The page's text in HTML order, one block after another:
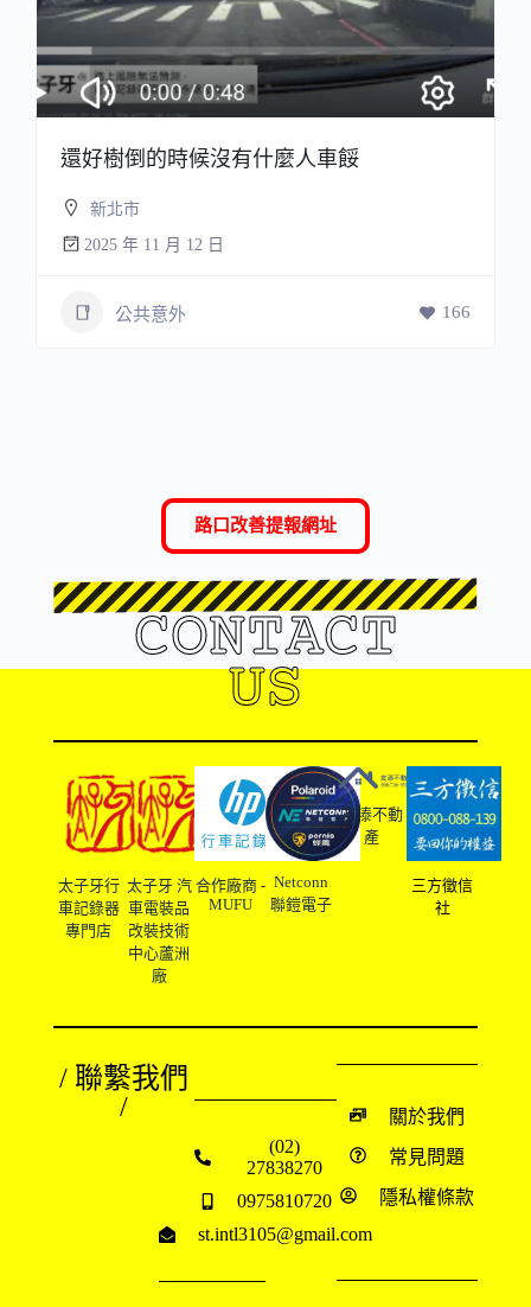
還好樹倒的時候沒有什麼人車餒
新北市
2025 年 11 月 12 日
公共意外 166
路口改善提報網址
CONTACT
US
太子牙行
車記錄器
專門店
太子牙 汽
車電裝品
改裝技術
中心蘆洲
廠
合作廠商 -
MUFU
Netconn
聯鎧電子
友溙不動
產
三方徵信
社
/ 聯繫我們
/
(02)
27838270
0975810720
st.intl3105@gmail.com
關於我們
常見問題
隱私權條款